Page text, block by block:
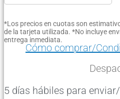
*Los precios en cuotas son
de la tarjeta utilizada. *No incluye
entrega inmediata.
Cómo comprar/
5 días hábiles para